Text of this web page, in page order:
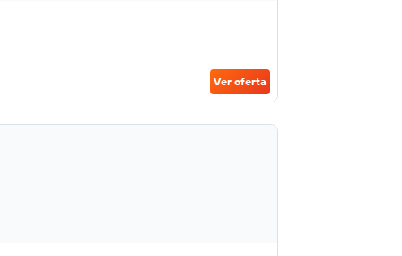
Ver oferta